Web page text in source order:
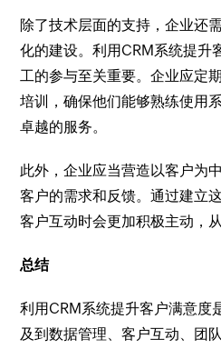
除了技术层面的支持，企业还
化的建设。利用CRM系统提升
工的参与至关重要。企业应定
培训，确保他们能够熟练使用
卓越的服务。
此外，企业应当营造以客户为
客户的需求和反馈。通过建立
客户互动时会更加积极主动，
总结
利用CRM系统提升客户满意度
及到数据管理、客户互动、团